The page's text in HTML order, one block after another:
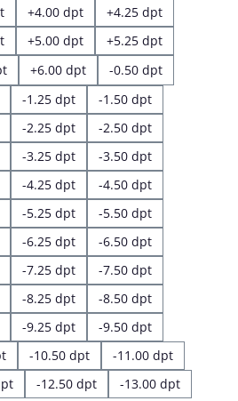
+4.00 dpt
+4.25 dpt
+5.00 dpt
+5.25 dpt
+6.00 dpt
-0.50 dpt
-1.25 dpt
-1.50 dpt
-2.25 dpt
-2.50 dpt
-3.25 dpt
-3.50 dpt
-4.25 dpt
-4.50 dpt
-5.25 dpt
-5.50 dpt
-6.25 dpt
-6.50 dpt
-7.25 dpt
-7.50 dpt
-8.25 dpt
-8.50 dpt
-9.25 dpt
-9.50 dpt
-10.50 dpt
-11.00 dpt
-12.50 dpt -13.00 dpt